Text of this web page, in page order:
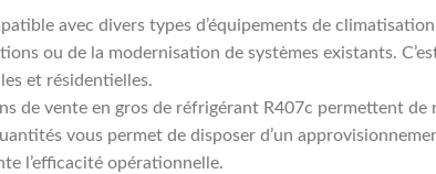
avec divers types d’équipements de
ou de la modernisation de systèmes existants.
et résidentielles.
de vente en gros de réfrigérant R407c permettent de
vous permet de disposer d’un
l’efficacité opérationnelle.